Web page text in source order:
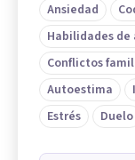
Ansiedad
Habilidades
Conflictos
Autoestima
Estrés
Duelo